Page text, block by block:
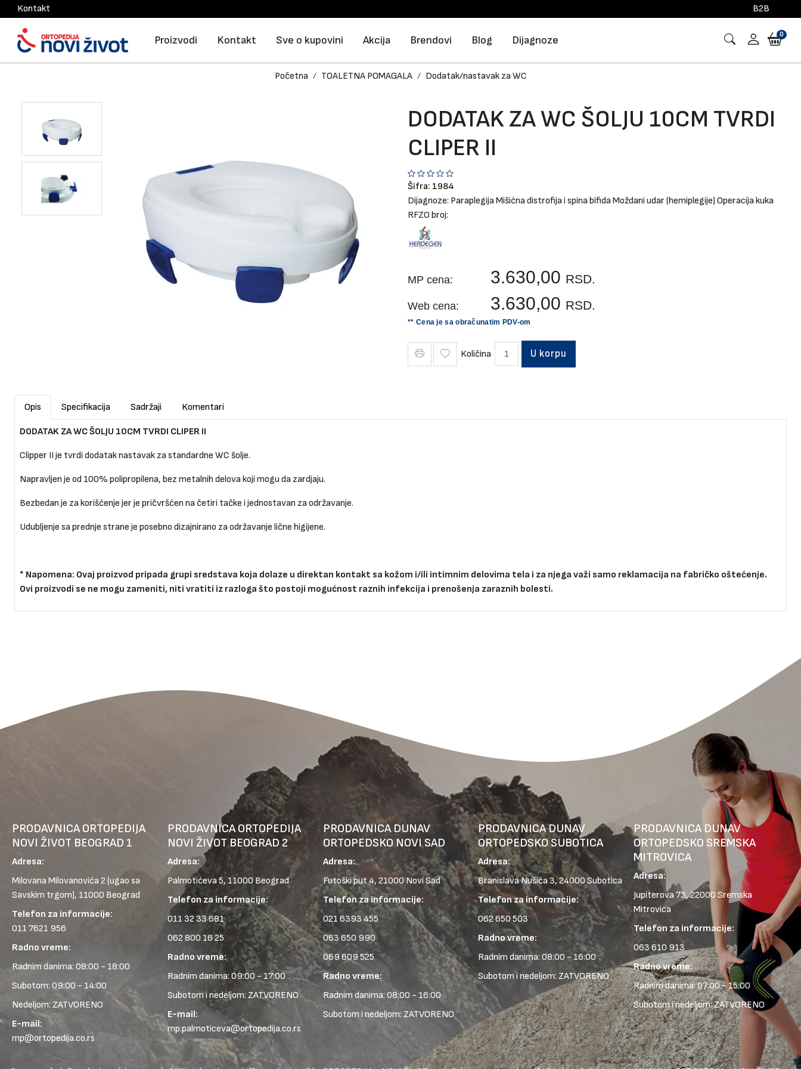
Kontakt B2B
Proizvodi Kontakt Sve o kupovini Akcija Brendovi Blog Dijagnoze 0
Početna TOALETNA POMAGALA Dodatak/nastavak za WC
DODATAK ZA WC ŠOLJU 10CM TVRDI
CLIPER II
Šifra: 1984
Dijagnoze: ParaplegijaMišićna distrofija i spina bifidaMoždani udar (hemiplegije) Operacija kuka
RFZO broj:
MP cena: 3.630,00 RSD.
Web cena: 3.630,00 RSD.
** Cena je sa obračunatim PDV-om
Količina U korpu
Opis Specifikacija Sadržaji Komentari
DODATAK ZA WC ŠOLJU 10CM TVRDI CLIPER II
Clipper II je tvrdi dodatak nastavak za standardne WC šolje.
Napravljen je od 100% polipropilena, bez metalnih delova koji mogu da zardjaju.
Bezbedan je za korišćenje jer je pričvršćen na četiri tačke i jednostavan za održavanje.
Udubljenje sa prednje strane je posebno dizajnirano za održavanje lične higijene.
* Napomena: Ovaj proizvod pripada grupi sredstava koja dolaze u direktan kontakt sa kožom i/ili intimnim delovima tela i za njega važi samo reklamacija na fabričko oštećenje.
Ovi proizvodi se ne mogu zameniti, niti vratiti iz razloga što postoji mogućnost raznih infekcija i prenošenja zaraznih bolesti.
PRODAVNICA ORTOPEDIJA
NOVI ŽIVOT BEOGRAD 1
Adresa:
Milovana Milovanovića 2 (ugao sa
Savskim trgom), 11000 Beograd
Telefon za informacije:
011 7621 956
Radno vreme:
Radnim danima: 08:00 - 18:00
Subotom: 09:00 - 14:00
Nedeljom: ZATVORENO
E-mail:
mp@ortopedija.co.rs
PRODAVNICA ORTOPEDIJA
NOVI ŽIVOT BEOGRAD 2
Adresa:
Palmotićeva 5, 11000 Beograd
Telefon za informacije:
011 32 33 681
062 800 16 25
Radno vreme:
Radnim danima: 09:00 - 17:00
Subotom i nedeljom: ZATVORENO
E-mail:
mp.palmoticeva@ortopedija.co.rs
PRODAVNICA DUNAV
ORTOPEDSKO NOVI SAD
Adresa:
Futoški put 4, 21000 Novi Sad
Telefon za informacije:
021 6393 455
063 650 990
069 609 525
Radno vreme:
Radnim danima: 08:00 - 16:00
Subotom i nedeljom: ZATVORENO
PRODAVNICA DUNAV
ORTOPEDSKO SUBOTICA
Adresa:
Branislava Nušića 3, 24000 Subotica
Telefon za informacije:
062 650 503
Radno vreme:
Radnim danima: 08:00 - 16:00
Subotom i nedeljom: ZATVORENO
PRODAVNICA DUNAV
ORTOPEDSKO SREMSKA
MITROVICA
Adresa:
Jupiterova 73, 22000 Sremska
Mitrovica
Telefon za informacije:
063 610 913
Radno vreme:
Radnim danima: 07:00 - 15:00
Subotom i nedeljom: ZATVORENO